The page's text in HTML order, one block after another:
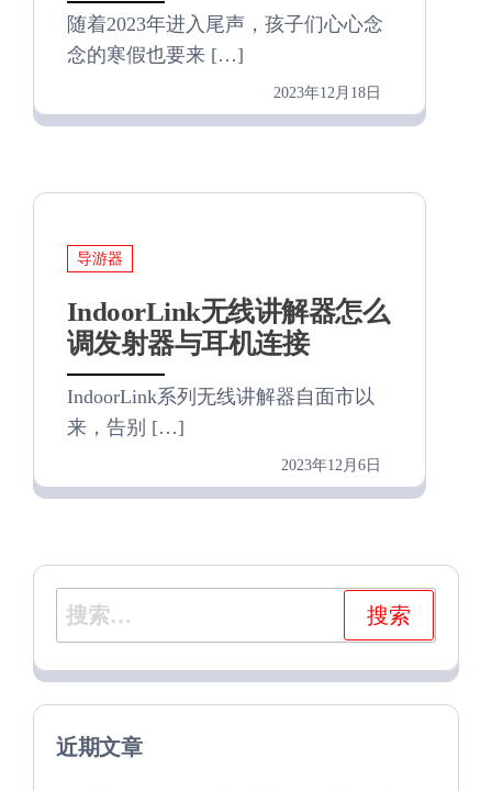
随着2023年进入尾声，孩子们心心念
念的寒假也要来 […]
2023年12月18日
导游器
IndoorLink无线讲解器怎么
调发射器与耳机连接
IndoorLink系列无线讲解器自面市以
来，告别 […]
2023年12月6日
搜
索：
近期文章